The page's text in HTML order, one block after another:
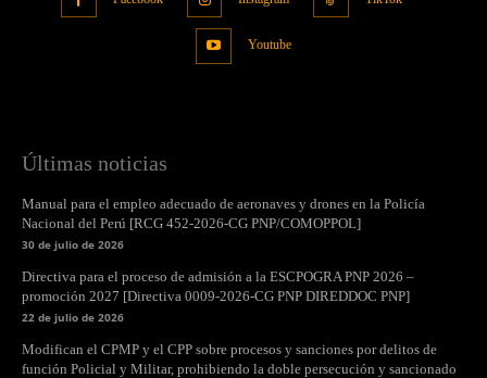
Youtube
Últimas noticias
Manual para el empleo adecuado de aeronaves y drones en la Policía
Nacional del Perú [RCG 452-2026-CG PNP/COMOPPOL]
30 de julio de 2026
Directiva para el proceso de admisión a la ESCPOGRA PNP 2026 –
promoción 2027 [Directiva 0009-2026-CG PNP DIREDDOC PNP]
22 de julio de 2026
Modifican el CPMP y el CPP sobre procesos y sanciones por delitos de
función Policial y Militar, prohibiendo la doble persecución y sancionado